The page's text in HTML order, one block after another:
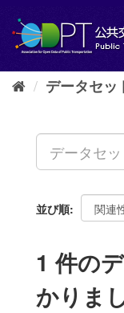
し
データセッ
並び順
1 件の
かりま